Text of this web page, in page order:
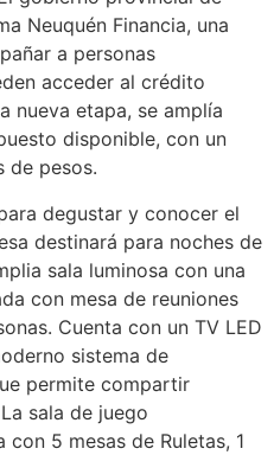
Neuquén Financia, una
a personas
acceder al crédito
nueva etapa, se amplía
disponible, con un
de pesos.
degustar y conocer el
destinará para noches de
sala luminosa con una
con mesa de reuniones
Cuenta con un TV LED
sistema de
permite compartir
sala de juego
5 mesas de Ruletas, 1